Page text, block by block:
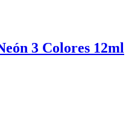
3 Colores 12ml